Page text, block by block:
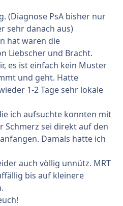
(Diagnose PsA bisher nur
sehr danach aus)
hat waren die
Liebscher und Bracht.
es ist einfach kein Muster
und geht. Hatte
1-2 Tage sehr lokale
ich aufsuchte konnten mit
Schmerz sei direkt auf den
Damals hatte ich
auch völlig unnütz. MRT
bis auf kleinere